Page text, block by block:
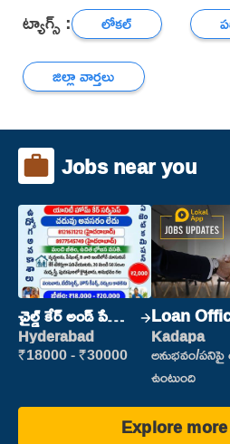
ట్యాగ్స్ : లోకల్
జిల్లా వార్తలు
Jobs near you
చైల్డ్ కేర్ అండ్ పేషెంట్
కేర్
Hyderabad
₹18000 - ₹30000
Loan
Kadapa
అనుభవం/
ఉంటుంది
Explore